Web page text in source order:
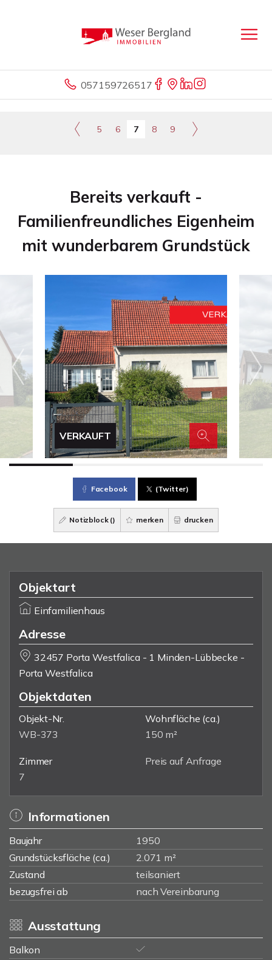
057159726517
5 6 7 8 9
Bereits verkauft -
Familienfreundliches Eigenheim
mit wunderbarem Grundstück
VERKAUFT
Facebook (Twitter)
Notizblock () merken drucken
Objektart
Einfamilienhaus
Adresse
32457 Porta Westfalica - 1 Minden-Lübbecke -
Porta Westfalica
Objektdaten
Objekt-Nr.
WB-373
Wohnfläche (ca.)
150 m²
Zimmer
7
Preis auf Anfrage
Informationen
Baujahr
1950
Grundstücksfläche (ca.)
2.071 m²
Zustand
teilsaniert
bezugsfrei ab
nach Vereinbarung
Ausstattung
Balkon